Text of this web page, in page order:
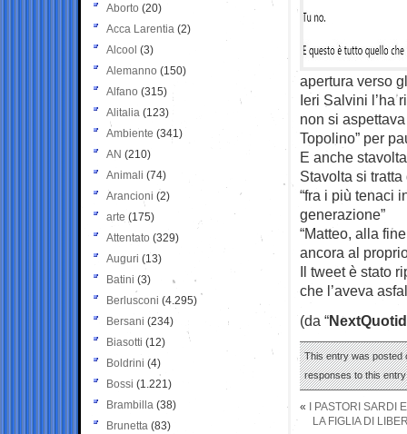
apertura verso
Ieri Salvini l’ha
non si
Topolino” per
E anche
Stavolta si
“fra i più tenaci
generazione”
“Matteo, alla
ancora al
Il tweet è stato
che l’aveva
(da “
This entry was posted
responses to this
«
I PASTORI SARDI
LA FIGLIA DI
Aborto (20)
Acca Larentia (2)
Alcool (3)
Alemanno (150)
Alfano (315)
Alitalia (123)
Ambiente (341)
AN (210)
Animali (74)
Arancioni (2)
arte (175)
Attentato (329)
Auguri (13)
Batini (3)
Berlusconi (4.295)
Bersani (234)
Biasotti (12)
Boldrini (4)
Bossi (1.221)
Brambilla (38)
Brunetta (83)